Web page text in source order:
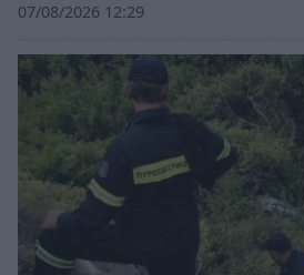
07/08/2026 12:29